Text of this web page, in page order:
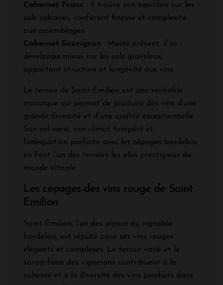
Cabernet Franc : Il trouve son équilibre sur les
sols calcaires, conférant finesse et complexité
aux assemblages.
Cabernet Sauvignon : Moins présent, il se
développe mieux sur les sols graveleux,
apportant structure et longévité aux vins.
Le terroir de Saint-Émilion est une véritable
mosaïque qui permet de produire des vins d’une
grande diversité et d’une qualité exceptionnelle.
Son sol varié, son climat tempéré et
l’adéquation parfaite avec les cépages bordelais
en font l’un des terroirs les plus prestigieux du
monde viticole.
Les cépages des vins rouge de Saint
Emilion
Saint-Émilion, l’un des joyaux du vignoble
bordelais, est réputé pour ses vins rouges
élégants et complexes. Le terroir varié et le
savoir-faire des vignerons contribuent à la
richesse et à la diversité des vins produits dans